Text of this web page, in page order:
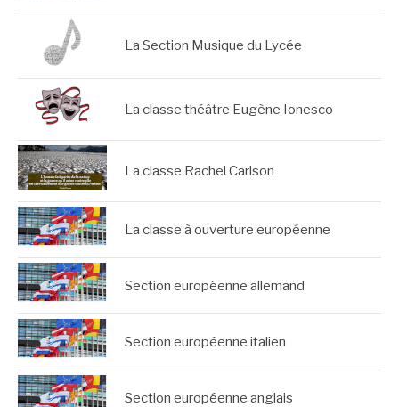
La Section Musique du Lycée
La classe théâtre Eugène Ionesco
La classe Rachel Carlson
La classe à ouverture européenne
Section européenne allemand
Section européenne italien
Section européenne anglais